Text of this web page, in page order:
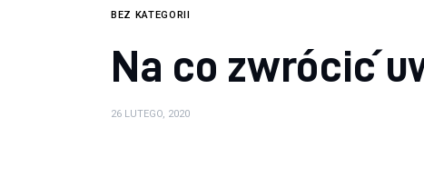
BEZ KATEGORII
Na co zwrócić
26 LUTEGO, 2020